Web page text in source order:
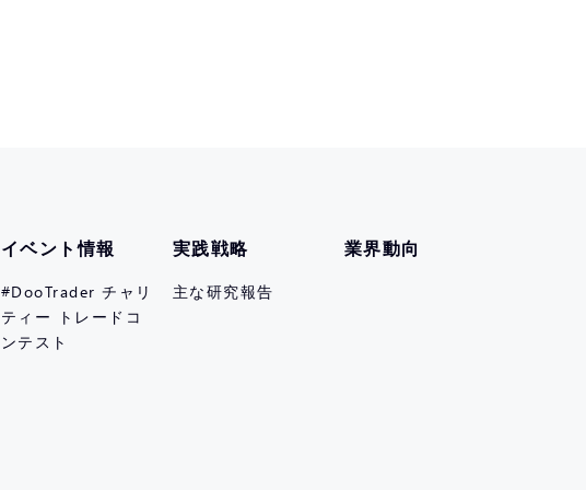
イベント情報
#DooTrader チャリ
ティー トレードコ
ンテスト
実践戦略
主な研究報告
業界動向